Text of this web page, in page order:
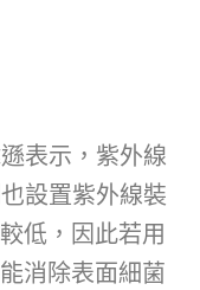
表示，紫外線
設置紫外線裝
低，因此若用
消除表面細菌